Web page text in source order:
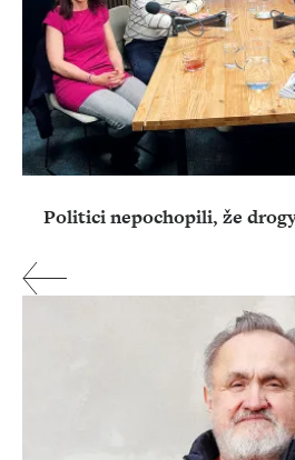
Politici nepochopili, že